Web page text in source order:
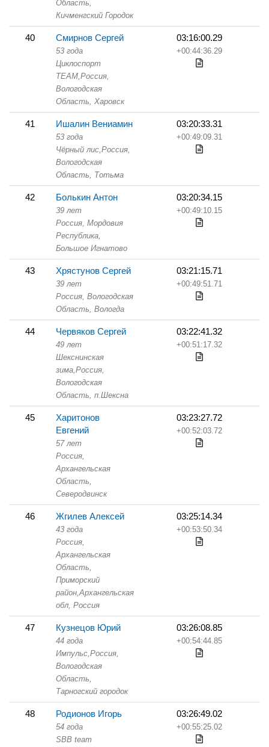
Область,
Кичменгский Городок
40 Смирнов Сергей
53 года
Циклоспорт
TEAM,Россия,
Вологодская
Область, Харовск
03:16:00.29
+00:44:36.29
41 Ишалин Вениамин
53 года
Чёрный лис,Россия,
Вологодская
Область, Тотьма
03:20:33.31
+00:49:09.31
42 Болькин Антон
39 лет
Россия, Мордовия
Республика,
Большое Игнатово
03:20:34.15
+00:49:10.15
43 Хрястунов Сергей
39 лет
Россия, Вологодская
Область, Вологда
03:21:15.71
+00:49:51.71
44 Червяков Сергей
49 лет
Шекснинская
зима,Россия,
Вологодская
Область, п.Шексна
03:22:41.32
+00:51:17.32
45
Харитонов
Евгений
57 лет
Россия,
Архангельская
Область,
Северодвинск
03:23:27.72
+00:52:03.72
46 Жгилев Алексей
43 года
Россия,
Архангельская
Область,
Приморский
район,Архангельская
обл, Россия
03:25:14.34
+00:53:50.34
47 Кузнецов Юрий
44 года
Импульс,Россия,
Вологодская
Область,
Тарногский городок
03:26:08.85
+00:54:44.85
48 Родионов Игорь
54 года
SBB team
03:26:49.02
+00:55:25.02